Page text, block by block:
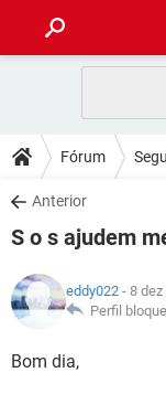
CELULAR
OUTLOOK
INSTAGRAM
GUIA DE COMPRAS
DICAS
JOGOS
INSTAGRAM
GUIA DE COMPRAS
DOWNLOADS
JOGOS
CELULAR
OUTLOOK
INSTAGRAM
JOGOS
CELULAR
OUTLOOK
GLOSSÁRIO
JOGOS
Fórum
Anterior
S o s ajudem
eddy022 - 8
Perfil
Bom dia,